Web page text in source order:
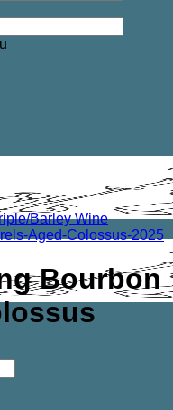
Barley Wine
Bourbon